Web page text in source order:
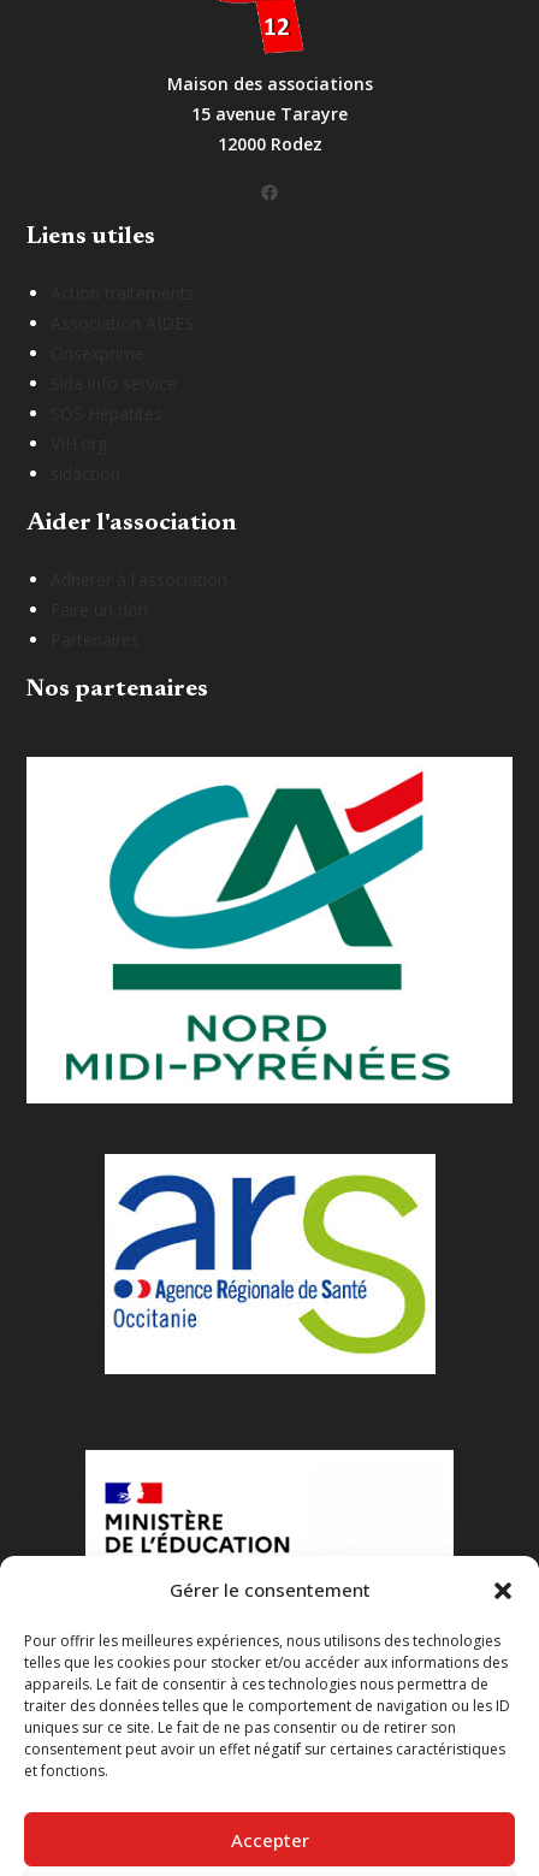
Gérer le consentement
Pour offrir les meilleures expériences, nous utilisons des technologies
telles que les cookies pour stocker et/ou accéder aux informations des
appareils. Le fait de consentir à ces technologies nous permettra de
traiter des données telles que le comportement de navigation ou les ID
uniques sur ce site. Le fait de ne pas consentir ou de retirer son
consentement peut avoir un effet négatif sur certaines caractéristiques
et fonctions.
Accepter
Maison des associations
15 avenue Tarayre
12000 Rodez
Facebook
Liens utiles
Aider l'association
Nos partenaires